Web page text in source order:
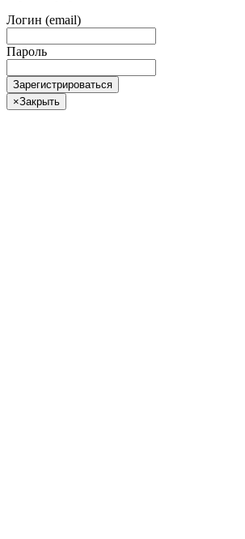
Логин (email)
Пароль
Зарегистрироваться
×Закрыть